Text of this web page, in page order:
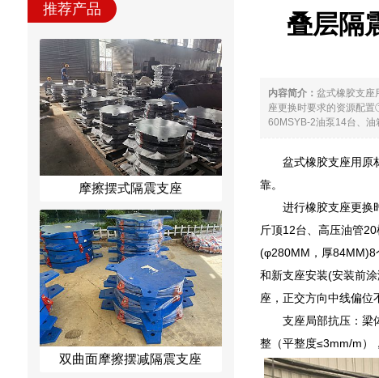
推荐产品
摩擦摆式隔震支座
双曲面摩擦摆减隔震支座
叠层隔
内容简介： 盆式橡胶支座
座更换时要求的资源配
60MSYB-2油泵14台、油
盆式橡胶支座用原
靠。
进行橡胶支座更换
斤顶12台、高压油管
(φ280MM，厚84MM)8
和新支座安装(安装前
座，正交方向中线偏位
支座局部抗压：梁
整（平整度≤3mm/m）